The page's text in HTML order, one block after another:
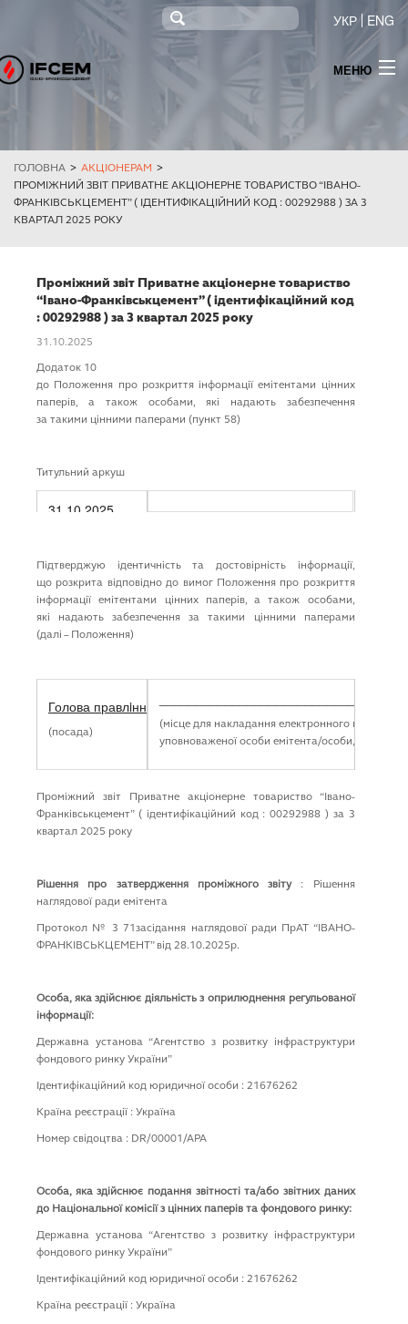
УКР ENG
МЕНЮ
ПРО КОМПАНІЮ
ПРОДУКЦІЯ
ТЕНДЕР
ІНФОРМАЦІЯ ДЛЯ АКЦІОНЕРІВ ТА СТЕЙКХОЛДЕРІВ
КОНТАКТИ
ПОСТАЧАННЯ ЕЛЕКТРОЕНЕРГІЇ
КАР’ЄРА
ГОЛОВНА > АКЦІОНЕРАМ >
ПРОМІЖНИЙ ЗВІТ ПРИВАТНЕ АКЦIОНЕРНЕ ТОВАРИСТВО “IВАНО-
ФРАНКIВСЬКЦЕМЕНТ” ( ІДЕНТИФІКАЦІЙНИЙ КОД : 00292988 ) ЗА 3
КВAРТАЛ 2025 РОКУ
Проміжний звіт Приватне акцiонерне товариство
“Iвано-Франкiвськцемент” ( ідентифікаційний код
: 00292988 ) за 3 квaртал 2025 року
31.10.2025
Додаток 10
до Положення про розкриття інформації емітентами цінних
паперів, а також особами, які надають забезпечення
за такими цінними паперами (пункт 58)
Титульний аркуш
31.10.2025
№01/3538-1/6
(вихідний реєстраційний номер електронного документа)
Підтверджую ідентичність та достовірність інформації,
що розкрита відповідно до вимог Положення про розкриття
інформації емітентами цінних паперів, а також особами,
які надають забезпечення за такими цінними паперами
(далі – Положення)
(місце для накладання електронного підпису
уповноваженої особи емітента/особи, яка
Голова правлiння
(посада)
Проміжний звіт Приватне акцiонерне товариство “Iвано-
Франкiвськцемент” ( ідентифікаційний код : 00292988 ) за 3
квaртал 2025 року
Рішення про затвердження проміжного звіту: Рішення
наглядової ради емітента
Протокол № 3 71засідання наглядової ради ПрАТ “ІВАНО-
ФРАНКІВСЬКЦЕМЕНТ” від 28.10.2025р.
Особа, яка здійснює діяльність з оприлюднення регульованої
інформації:
Державна установа “Агентство з розвитку iнфраструктури
фондового ринку України”
Ідентифікаційний код юридичної особи : 21676262
Країна реєстрації : Україна
Номер свідоцтва : DR/00001/APA
Особа, яка здійснює подання звітності та/або звітних даних
до Національної комісії з цінних паперів та фондового ринку:
Державна установа “Агентство з розвитку iнфраструктури
фондового ринку України”
Ідентифікаційний код юридичної особи : 21676262
Країна реєстрації : Україна